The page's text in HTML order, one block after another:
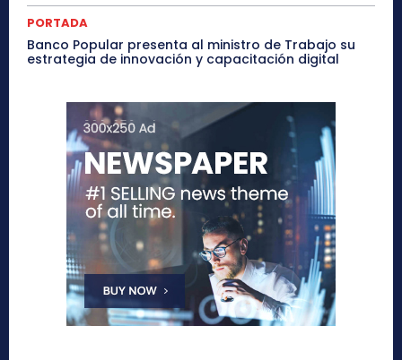
PORTADA
Banco Popular presenta al ministro de Trabajo su
estrategia de innovación y capacitación digital